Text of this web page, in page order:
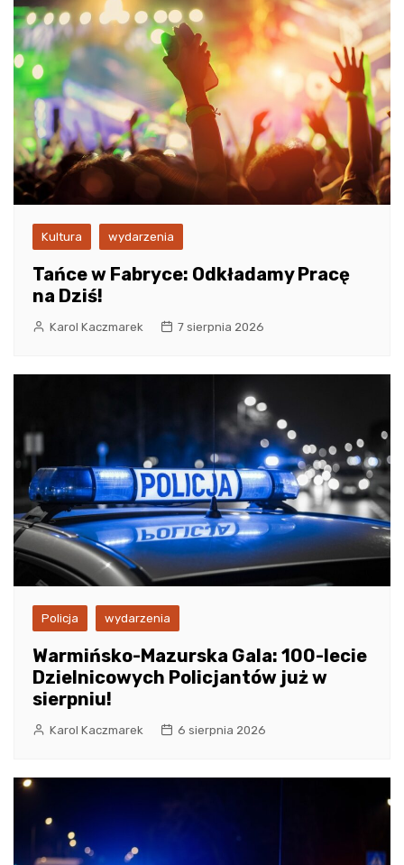
Kultura wydarzenia
Tańce w Fabryce: Odkładamy Pracę
na Dziś!
Karol Kaczmarek 7 sierpnia 2026
Policja wydarzenia
Warmińsko-Mazurska Gala: 100-lecie
Dzielnicowych Policjantów już w
sierpniu!
Karol Kaczmarek 6 sierpnia 2026